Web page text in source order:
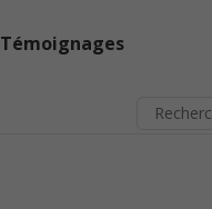
Témoignages